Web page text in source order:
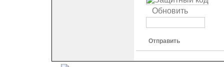
Обновить
Отправить